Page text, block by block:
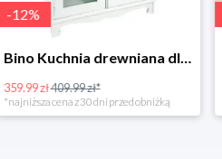
-12%
Bino Kuchnia drewniana dla dzieci Provence
359.99 zł409.99 zł*
*najniższa cena z 30 dni przed obniżką